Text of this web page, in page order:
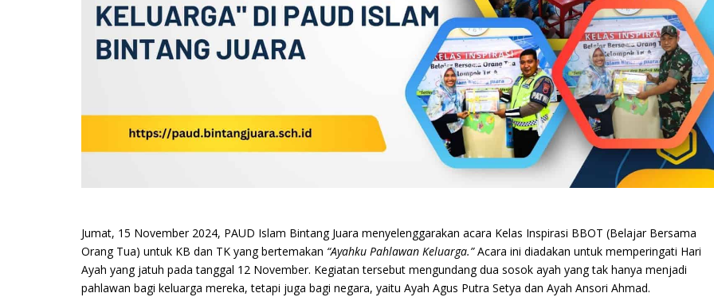
Jumat, 15 November 2024, PAUD Islam Bintang Juara menyelenggarakan acara Kelas Inspirasi BBOT (Belajar Bersama
Orang Tua) untuk KB dan TK yang bertemakan “Ayahku Pahlawan Keluarga.”Acara ini diadakan untuk memperingati Hari
Ayah yang jatuh pada tanggal 12 November. Kegiatan tersebut mengundang dua sosok ayah yang tak hanya menjadi
pahlawan bagi keluarga mereka, tetapi juga bagi negara, yaitu Ayah Agus Putra Setya dan Ayah Ansori Ahmad.